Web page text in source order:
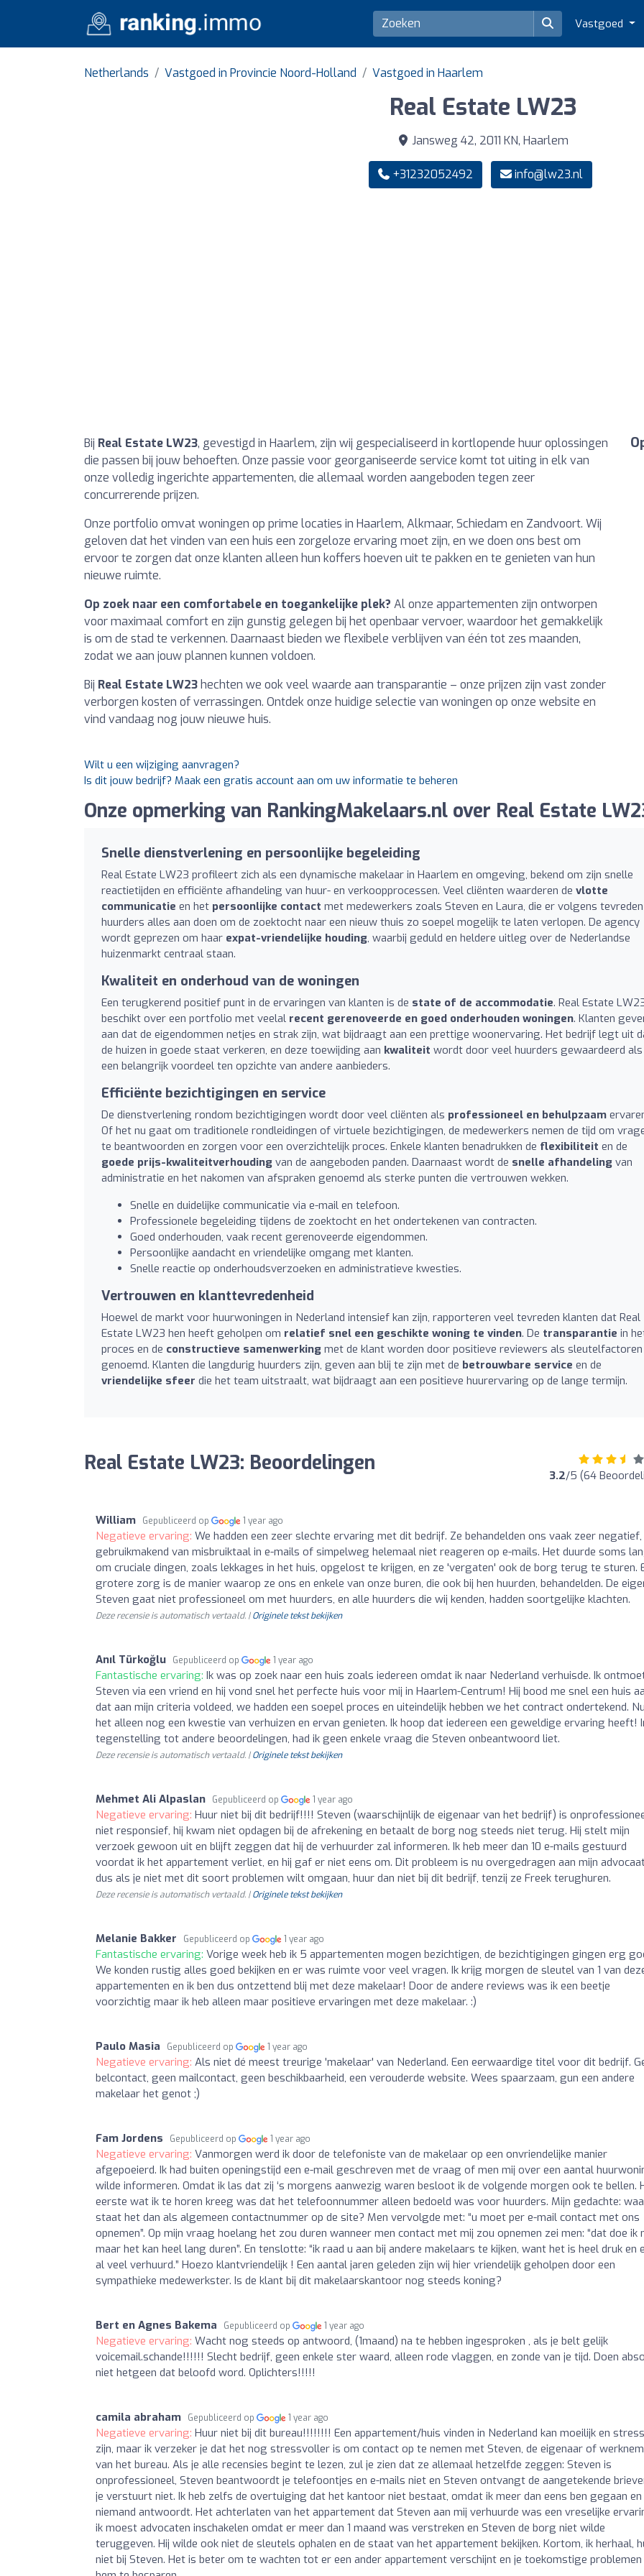
Vastgoed
Netherlands Vastgoed in Provincie Noord-Holland Vastgoed in Haarlem
Real Estate LW23
Jansweg 42, 2011 KN, Haarlem
+31232052492 info@lw23.nl
Bij Real Estate LW23, gevestigd in Haarlem, zijn wij gespecialiseerd in kortlopende huur oplossingen
die passen bij jouw behoeften. Onze passie voor georganiseerde service komt tot uiting in elk van
onze volledig ingerichte appartementen, die allemaal worden aangeboden tegen zeer
concurrerende prijzen.
Onze portfolio omvat woningen op prime locaties in Haarlem, Alkmaar, Schiedam en Zandvoort. Wij
geloven dat het vinden van een huis een zorgeloze ervaring moet zijn, en we doen ons best om
ervoor te zorgen dat onze klanten alleen hun koffers hoeven uit te pakken en te genieten van hun
nieuwe ruimte.
Op zoek naar een comfortabele en toegankelijke plek? Al onze appartementen zijn ontworpen
voor maximaal comfort en zijn gunstig gelegen bij het openbaar vervoer, waardoor het gemakkelijk
is om de stad te verkennen. Daarnaast bieden we flexibele verblijven van één tot zes maanden,
zodat we aan jouw plannen kunnen voldoen.
Bij Real Estate LW23hechten we ook veel waarde aan transparantie – onze prijzen zijn vast zonder
verborgen kosten of verrassingen. Ontdek onze huidige selectie van woningen op onze website en
vind vandaag nog jouw nieuwe huis.
Wilt u een wijziging aanvragen?
Is dit jouw bedrijf? Maak een gratis account aan om uw informatie te beheren
Onze opmerking van RankingMakelaars.nl over Real Estate
Snelle dienstverlening en persoonlijke begeleiding
Real Estate LW23 profileert zich als een dynamische makelaar in Haarlem en omgeving, bekend om zijn snelle
reactietijden en efficiënte afhandeling van huur- en verkoopprocessen. Veel cliënten waarderen de vlotte
communicatie en het persoonlijke contact met medewerkers zoals Steven en Laura, die er volgens tevreden
huurders alles aan doen om de zoektocht naar een nieuw thuis zo soepel mogelijk te laten verlopen. De agency
wordt geprezen om haar expat-vriendelijke houding, waarbij geduld en heldere uitleg over de Nederlandse
huizenmarkt centraal staan.
Kwaliteit en onderhoud van de woningen
Een terugkerend positief punt in de ervaringen van klanten is de state of de accommodatie. Real Estate
beschikt over een portfolio met veelal recent gerenoveerde en goed onderhouden woningen. Klanten
aan dat de eigendommen netjes en strak zijn, wat bijdraagt aan een prettige woonervaring. Het bedrijf legt uit
de huizen in goede staat verkeren, en deze toewijding aan kwaliteit wordt door veel huurders gewaardeerd als
een belangrijk voordeel ten opzichte van andere aanbieders.
Efficiënte bezichtigingen en service
De dienstverlening rondom bezichtigingen wordt door veel cliënten als professioneel en behulpzaam
Of het nu gaat om traditionele rondleidingen of virtuele bezichtigingen, de medewerkers nemen de tijd om
te beantwoorden en zorgen voor een overzichtelijk proces. Enkele klanten benadrukken de flexibiliteit en de
goede prijs-kwaliteitverhouding van de aangeboden panden. Daarnaast wordt de snelle afhandeling van
administratie en het nakomen van afspraken genoemd als sterke punten die vertrouwen wekken.
Snelle en duidelijke communicatie via e-mail en telefoon.
Professionele begeleiding tijdens de zoektocht en het ondertekenen van contracten.
Goed onderhouden, vaak recent gerenoveerde eigendommen.
Persoonlijke aandacht en vriendelijke omgang met klanten.
Snelle reactie op onderhoudsverzoeken en administratieve kwesties.
Vertrouwen en klanttevredenheid
Hoewel de markt voor huurwoningen in Nederland intensief kan zijn, rapporteren veel tevreden klanten dat Real
Estate LW23 hen heeft geholpen om relatief snel een geschikte woning te vinden. De transparantie in
proces en de constructieve samenwerking met de klant worden door positieve reviewers als sleutelfactoren
genoemd. Klanten die langdurig huurders zijn, geven aan blij te zijn met de betrouwbare service en de
vriendelijke sfeer die het team uitstraalt, wat bijdraagt aan een positieve huurervaring op de lange termijn.
Real Estate LW23: Beoordelingen 3.2/5 (64
William Gepubliceerd op 1 year ago
Negatieve ervaring: We hadden een zeer slechte ervaring met dit bedrijf. Ze behandelden ons vaak zeer negatief,
gebruikmakend van misbruiktaal in e-mails of simpelweg helemaal niet reageren op e-mails. Het duurde soms
om cruciale dingen, zoals lekkages in het huis, opgelost te krijgen, en ze 'vergaten' ook de borg terug te sturen.
grotere zorg is de manier waarop ze ons en enkele van onze buren, die ook bij hen huurden, behandelden. De
Steven gaat niet professioneel om met huurders, en alle huurders die wij kenden, hadden soortgelijke klachten.
Deze recensie is automatisch vertaald. |Originele tekst bekijken
Anıl Türkoğlu Gepubliceerd op 1 year ago
Fantastische ervaring: Ik was op zoek naar een huis zoals iedereen omdat ik naar Nederland verhuisde. Ik
Steven via een vriend en hij vond snel het perfecte huis voor mij in Haarlem-Centrum! Hij bood me snel een huis
dat aan mijn criteria voldeed, we hadden een soepel proces en uiteindelijk hebben we het contract ondertekend.
het alleen nog een kwestie van verhuizen en ervan genieten. Ik hoop dat iedereen een geweldige ervaring heeft!
tegenstelling tot andere beoordelingen, had ik geen enkele vraag die Steven onbeantwoord liet.
Deze recensie is automatisch vertaald. |Originele tekst bekijken
Mehmet Ali Alpaslan Gepubliceerd op 1 year ago
Negatieve ervaring: Huur niet bij dit bedrijf!!!! Steven (waarschijnlijk de eigenaar van het bedrijf) is
niet responsief, hij kwam niet opdagen bij de afrekening en betaalt de borg nog steeds niet terug. Hij stelt mijn
verzoek gewoon uit en blijft zeggen dat hij de verhuurder zal informeren. Ik heb meer dan 10 e-mails gestuurd
voordat ik het appartement verliet, en hij gaf er niet eens om. Dit probleem is nu overgedragen aan mijn
dus als je niet met dit soort problemen wilt omgaan, huur dan niet bij dit bedrijf, tenzij ze Freek terughuren.
Deze recensie is automatisch vertaald. |Originele tekst bekijken
Melanie Bakker Gepubliceerd op 1 year ago
Fantastische ervaring: Vorige week heb ik 5 appartementen mogen bezichtigen, de bezichtigingen gingen erg
We konden rustig alles goed bekijken en er was ruimte voor veel vragen. Ik krijg morgen de sleutel van 1 van
appartementen en ik ben dus ontzettend blij met deze makelaar! Door de andere reviews was ik een beetje
voorzichtig maar ik heb alleen maar positieve ervaringen met deze makelaar. :)
Paulo Masia Gepubliceerd op 1 year ago
Negatieve ervaring: Als niet dé meest treurige 'makelaar' van Nederland. Een eerwaardige titel voor dit bedrijf.
belcontact, geen mailcontact, geen beschikbaarheid, een verouderde website. Wees spaarzaam, gun een andere
makelaar het genot ;)
Fam Jordens Gepubliceerd op 1 year ago
Negatieve ervaring: Vanmorgen werd ik door de telefoniste van de makelaar op een onvriendelijke manier
afgepoeierd. Ik had buiten openingstijd een e-mail geschreven met de vraag of men mij over een aantal
wilde informeren. Omdat ik las dat zij ‘s morgens aanwezig waren besloot ik de volgende morgen ook te bellen.
eerste wat ik te horen kreeg was dat het telefoonnummer alleen bedoeld was voor huurders. Mijn gedachte:
staat het dan als algemeen contactnummer op de site? Men vervolgde met: “u moet per e-mail contact met ons
opnemen”. Op mijn vraag hoelang het zou duren wanneer men contact met mij zou opnemen zei men: “dat doe ik
maar het kan heel lang duren”. En tenslotte: “ik raad u aan bij andere makelaars te kijken, want het is heel druk en
al veel verhuurd.” Hoezo klantvriendelijk ! Een aantal jaren geleden zijn wij hier vriendelijk geholpen door een
sympathieke medewerkster. Is de klant bij dit makelaarskantoor nog steeds koning?
Bert en Agnes Bakema Gepubliceerd op 1 year ago
Negatieve ervaring: Wacht nog steeds op antwoord, (1maand) na te hebben ingesproken , als je belt gelijk
voicemail.schande!!!!!! Slecht bedrijf, geen enkele ster waard, alleen rode vlaggen, en zonde van je tijd. Doen
niet hetgeen dat beloofd word. Oplichters!!!!!
camila abraham Gepubliceerd op 1 year ago
Negatieve ervaring: Huur niet bij dit bureau!!!!!!!! Een appartement/huis vinden in Nederland kan moeilijk en
zijn, maar ik verzeker je dat het nog stressvoller is om contact op te nemen met Steven, de eigenaar of
van het bureau. Als je alle recensies begint te lezen, zul je zien dat ze allemaal hetzelfde zeggen: Steven is
onprofessioneel, Steven beantwoordt je telefoontjes en e-mails niet en Steven ontvangt de aangetekende
je verstuurt niet. Ik heb zelfs de overtuiging dat het kantoor niet bestaat, omdat ik meer dan eens ben gegaan en
niemand antwoordt. Het achterlaten van het appartement dat Steven aan mij verhuurde was een vreselijke
ik moest advocaten inschakelen omdat er meer dan 1 maand was verstreken en Steven de borg niet wilde
teruggeven. Hij wilde ook niet de sleutels ophalen en de staat van het appartement bekijken. Kortom, ik herhaal,
niet bij Steven. Het is beter om te wachten tot er een ander appartement verschijnt en je toekomstige